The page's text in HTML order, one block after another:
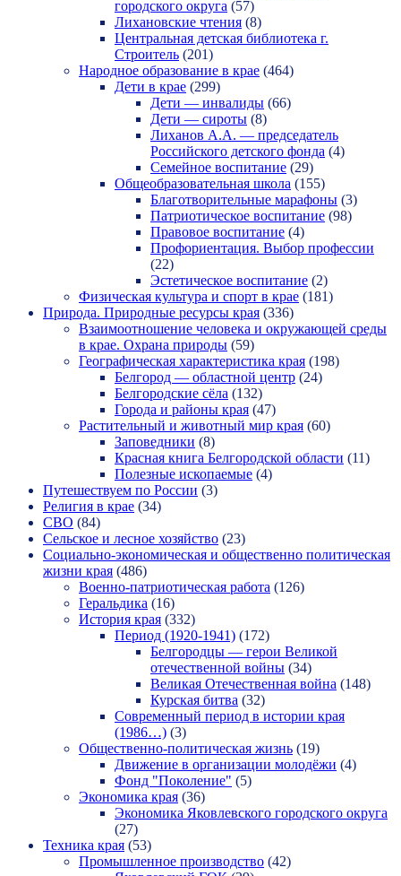
городского округа (57)
Лихановские чтения (8)
Центральная детская библиотека г.
Строитель (201)
Народное образование в крае (464)
Дети в крае (299)
Дети — инвалиды (66)
Дети — сироты (8)
Лиханов А.А. — председатель
Российского детского фонда (4)
Семейное воспитание (29)
Общеобразовательная школа (155)
Благотворительные марафоны (3)
Патриотическое воспитание (98)
Правовое воспитание (4)
Профориентация. Выбор профессии
(22)
Эстетическое воспитание (2)
Физическая культура и спорт в крае (181)
Природа. Природные ресурсы края (336)
Взаимоотношение человека и окружающей среды
в крае. Охрана природы (59)
Географическая характеристика края (198)
Белгород — областной центр (24)
Белгородские сёла (132)
Города и районы края (47)
Растительный и животный мир края (60)
Заповедники (8)
Красная книга Белгородской области (11)
Полезные ископаемые (4)
Путешествуем по России (3)
Религия в крае (34)
СВО (84)
Сельское и лесное хозяйство (23)
Социально-экономическая и общественно политическая
жизни края (486)
Военно-патриотическая работа (126)
Геральдика (16)
История края (332)
Период (1920-1941) (172)
Белгородцы — герои Великой
отечественной войны (34)
Великая Отечественная война (148)
Курская битва (32)
Современный период в истории края
(1986…) (3)
Общественно-политическая жизнь (19)
Движение в организации молодёжи (4)
Фонд "Поколение" (5)
Экономика края (36)
Экономика Яковлевского городского округа
(27)
Техника края (53)
Промышленное производство (42)